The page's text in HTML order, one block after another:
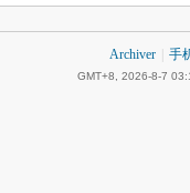
Archiver 手
GMT+8, 2026-8-7